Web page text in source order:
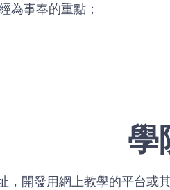
為事奉的重點；
學
，開發用網上教學的平台